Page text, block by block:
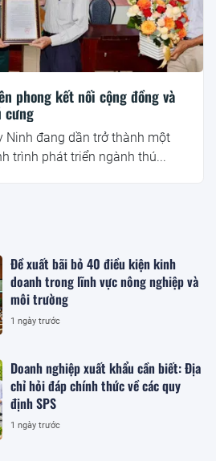
phong kết nối cộng đồng và
cưng
Ninh đang dần trở thành một
trình phát triển ngành thú...
Đề xuất bãi bỏ 40 điều kiện kinh
doanh trong lĩnh vực nông nghiệp và
môi trường
1 ngày trước
Doanh nghiệp xuất khẩu cần biết: Địa
chỉ hỏi đáp chính thức về các quy
định SPS
1 ngày trước